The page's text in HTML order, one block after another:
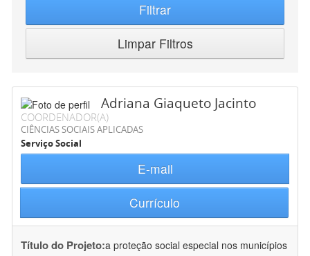
Filtrar
Limpar Filtros
Adriana Giaqueto Jacinto
COORDENADOR(A)
CIÊNCIAS SOCIAIS APLICADAS
Serviço Social
E-mail
Currículo
Título do Projeto:a proteção social especial nos municípios